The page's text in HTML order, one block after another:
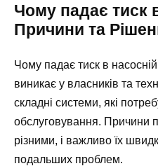
Чому падає тиск
Причини та
Чому падає тиск в
виникає у власників та
складні системи, які
обслуговування. Причини
різними, і важливо їх
подальших проблем.